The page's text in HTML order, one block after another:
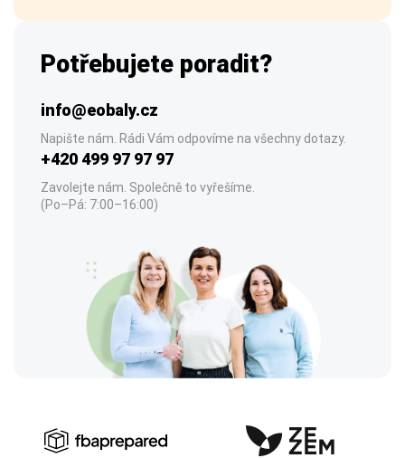
Potřebujete poradit?
info@eobaly.cz
Napište nám. Rádi Vám odpovíme na všechny dotazy.
+420 499 97 97 97
Zavolejte nám. Společně to vyřešíme.
(Po–Pá: 7:00–16:00)